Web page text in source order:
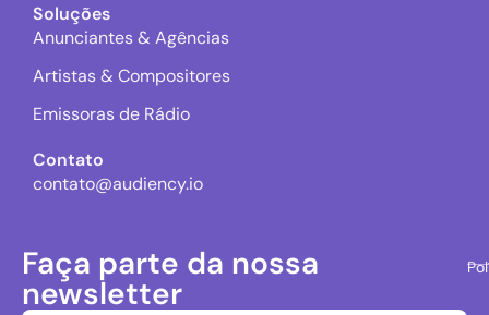
Soluções
Anunciantes & Agências
Artistas & Compositores
Emissoras de Rádio
Contato
contato@audiency.io
Faça parte da nossa
newsletter